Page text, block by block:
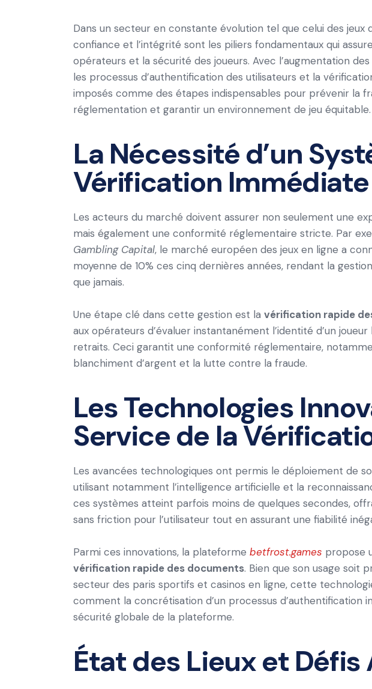
Dans un secteur en constante évolution tel que celui des jeux
confiance et l’intégrité sont les piliers fondamentaux qui
opérateurs et la sécurité des joueurs. Avec l’augmentation
les processus d’authentification des utilisateurs et la
imposés comme des étapes indispensables pour prévenir la
réglementation et garantir un environnement de jeu équitable.
La Nécessité d’un
Vérification Immédiate
Les acteurs du marché doivent assurer non seulement une
mais également une conformité réglementaire stricte. Par
Gambling Capital, le marché européen des jeux en ligne a
moyenne de 10% ces cinq dernières années, rendant la
que jamais.
Une étape clé dans cette gestion est la vérification rapide
aux opérateurs d’évaluer instantanément l’identité d’un
retraits. Ceci garantit une conformité réglementaire,
blanchiment d’argent et la lutte contre la fraude.
Les Technologies
Service de la
Les avancées technologiques ont permis le déploiement de
utilisant notamment l’intelligence artificielle et la
ces systèmes atteint parfois moins de quelques secondes,
sans friction pour l’utilisateur tout en assurant une fiabilité
Parmi ces innovations, la plateforme betfrost.games propose
vérification rapide des documents. Bien que son usage soit
secteur des paris sportifs et casinos en ligne, cette
comment la concrétisation d’un processus d’authentification
sécurité globale de la plateforme.
État des Lieux et